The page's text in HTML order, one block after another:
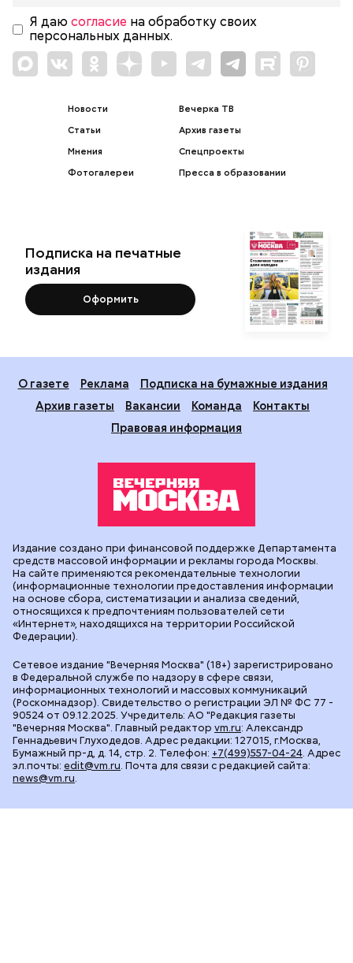
Я даю согласие на обработку своих
персональных данных.
Новости
Статьи
Мнения
Фотогалереи
Вечерка ТВ
Архив газеты
Спецпроекты
Пресса в образовании
Подписка на печатные
издания
Оформить
О газете Реклама
Подписка на бумажные издания
Архив газеты
Вакансии Команда
Контакты
Правовая информация
Сетевое издание "Вечерняя Москва" (18+) зарегистрировано
в Федеральной службе по надзору в сфере связи,
информационных технологий и массовых коммуникаций
(Роскомнадзор). Свидетельство о регистрации ЭЛ № ФС 77 -
90524 от 09.12.2025. Учредитель: АО "Редакция газеты
"Вечерняя Москва". Главный редактор vm.ru: Александр
Геннадьевич Глуходедов. Адрес редакции: 127015, г.Москва,
Бумажный пр-д, д. 14, стр. 2. Телефон: +7(499)557-04-24. Адрес
эл.почты: edit@vm.ru. Почта для связи с редакцией сайта:
news@vm.ru.
Издание создано при финансовой поддержке Департамента
средств массовой информации и рекламы города Москвы.
На сайте применяются рекомендательные технологии
(информационные технологии предоставления информации
на основе сбора, систематизации и анализа сведений,
относящихся к предпочтениям пользователей сети
«Интернет», находящихся на территории Российской
Федерации).